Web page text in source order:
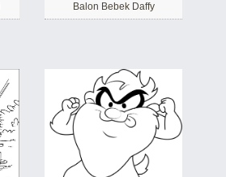
Balon Bebek Daffy